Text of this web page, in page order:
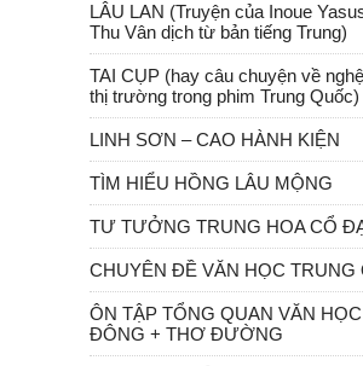
LÂU LAN (Truyện của Inoue
Thu Vân dịch từ bản tiếng Trung)
TAI CỤP (hay câu chuyện về
thị trường trong phim Trung Quốc)
LINH SƠN – CAO HÀNH KIỆN
TÌM HIỂU HỒNG LÂU MỘNG
TƯ TƯỞNG TRUNG HOA CỔ
CHUYÊN ĐỀ VĂN HỌC TRUNG
ÔN TẬP TỔNG QUAN VĂN
ĐÔNG + THƠ ĐƯỜNG